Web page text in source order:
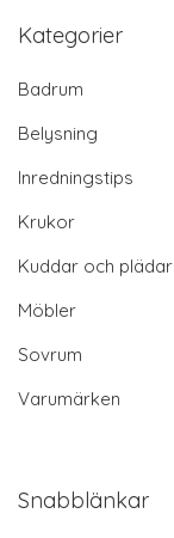
Kategorier
Badrum
Belysning
Inredningstips
Krukor
Kuddar och plädar
Möbler
Sovrum
Varumärken
Snabblänkar